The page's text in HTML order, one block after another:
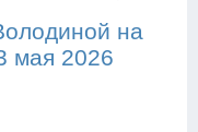
на
мая 2026